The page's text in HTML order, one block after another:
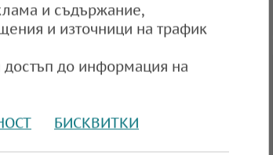
и съдържание,
и източници на трафик
до информация на
БИСКВИТКИ